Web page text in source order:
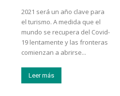
2021 será un año clave para
el turismo. A medida que el
mundo se recupera del Covid-
19 lentamente y las fronteras
comienzan a abrirse...
Leer más